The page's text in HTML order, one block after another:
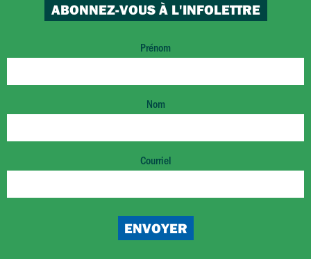
ABONNEZ-VOUS À L'INFOLETTRE
Prénom
Nom
Courriel